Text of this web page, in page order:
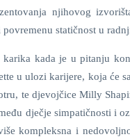
njihovog
statičnost u
kada je u pitanju
u ulozi karijere, koja će
te djevojčice Milly
dječje simpatičnosti i
kompleksna i